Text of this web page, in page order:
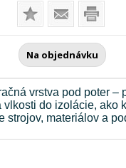
Na objednávku
vrstva pod poter –
vlkosti do izolácie, ako
strojov, materiálov a